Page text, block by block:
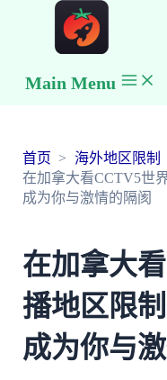
Main Menu
首页
海外地区限制
在加拿大看CCTV5世
成为你与激情的隔阂
在加拿大
播地区限
成为你与